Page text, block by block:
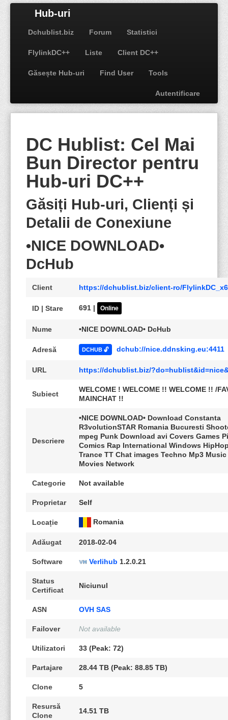
Hub-uri
Dchublist.biz Forum Statistici
FlylinkDC++ Liste Client DC++
Găsește Hub-uri Find User Tools
Autentificare
DC Hublist: Cel Mai
Bun Director pentru
Hub-uri DC++
Găsiți Hub-uri, Clienți și
Detalii de Conexiune
•NICE DOWNLOAD•
DcHub
Client https://dchublist.biz/client-ro/
ID | Stare 691 | Online
Nume •NICE DOWNLOAD• DcHub
Adresă DCHUB 🔓 dchub://nice.ddnsking.eu:4411
URL https://dchublist.biz/
Subiect
WELCOME ! WELCOME !! WELCOME !! /
MAINCHAT !!
Descriere
•NICE DOWNLOAD• Download Constanta
R3volutionSTAR Romania Bucuresti
mpeg Punk Download avi Covers Games
Comics Rap International Windows
Trance TT Chat images Techno Mp3
Movies Network
Categorie Not available
Proprietar Self
Locație Romania
Adăugat 2018-02-04
Software Verlihub 1.2.0.21
Status
Certificat
Niciunul
ASN OVH SAS
Failover Not available
Utilizatori 33 (Peak: 72)
Partajare 28.44 TB (Peak: 88.85 TB)
Clone 5
Resursă
Clone
14.51 TB